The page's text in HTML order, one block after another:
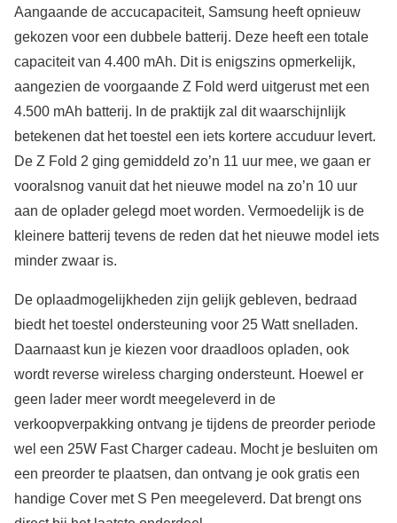
Aangaande de accucapaciteit, Samsung heeft opnieuw
gekozen voor een dubbele batterij. Deze heeft een totale
capaciteit van 4.400 mAh. Dit is enigszins opmerkelijk,
aangezien de voorgaande Z Fold werd uitgerust met een
4.500 mAh batterij. In de praktijk zal dit waarschijnlijk
betekenen dat het toestel een iets kortere accuduur levert.
De Z Fold 2 ging gemiddeld zo’n 11 uur mee, we gaan er
vooralsnog vanuit dat het nieuwe model na zo’n 10 uur
aan de oplader gelegd moet worden. Vermoedelijk is de
kleinere batterij tevens de reden dat het nieuwe model iets
minder zwaar is.
De oplaadmogelijkheden zijn gelijk gebleven, bedraad
biedt het toestel ondersteuning voor 25 Watt snelladen.
Daarnaast kun je kiezen voor draadloos opladen, ook
wordt reverse wireless charging ondersteunt. Hoewel er
geen lader meer wordt meegeleverd in de
verkoopverpakking ontvang je tijdens de preorder periode
wel een 25W Fast Charger cadeau. Mocht je besluiten om
een preorder te plaatsen, dan ontvang je ook gratis een
handige Cover met S Pen meegeleverd. Dat brengt ons